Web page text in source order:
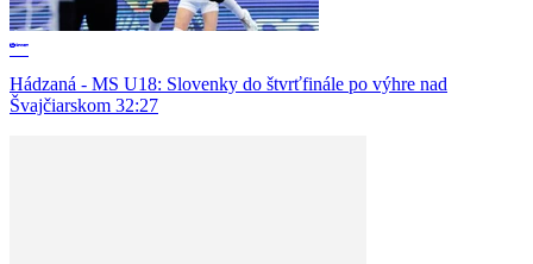
Hádzaná - MS U18: Slovenky do štvrťfinále po výhre nad
Švajčiarskom 32:27